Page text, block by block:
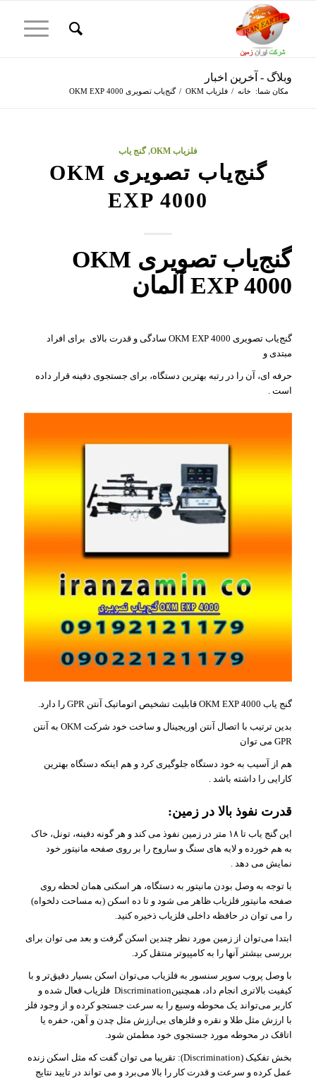
وبلاگ - آخرین اخبار
مکان شما: خانه / فلزیاب OKM / گنج‌یاب تصویری OKM EXP 4000
فلزیاب OKM ,گنج یاب
گنج‌یاب تصویری OKM
EXP 4000
گنج‌یاب تصویری OKM
EXP 4000 آلمان
گنج‌یاب تصویری OKM EXP 4000 سادگی و قدرت بالای برای افراد
مبتدی و
حرفه ای، آن را در رتبه بهترین دستگاه، برای جستجوی دفینه قرار داده
است .
گنج یاب OKM EXP 4000 قابلیت تشخیص اتوماتیک آنتن GPR را دارد.
بدین ترتیب با اتصال آنتن اوریجینال و ساخت خود شرکت OKM به آنتن
GPR می توان
هم از آسیب به خود دستگاه جلوگیری کرد و هم اینکه دستگاه بهترین
کارایی را داشته باشد .
قدرت نفوذ بالا در زمین:
این گنج یاب تا ۱۸ متر در زمین نفوذ می کند و هر گونه دفینه، تونل، خاک
به هم خورده و لایه های سنگ و ساروج را بر روی صفحه مانیتور خود
نمایش می دهد .
با توجه به وصل بودن مانیتور به دستگاه، هر اسکنی همان لحظه روی
صفحه مانیتور فلزیاب ظاهر می شود و تا ده اسکن (به مساحت دلخواه)
را می توان در حافظه داخلی فلزیاب ذخیره کنید.
ابتدا می‌توان از زمین مورد نظر چندین اسکن گرفت و بعد می توان برای
بررسی بیشتر آنها را به کامپیو‌تر منتقل کرد.
با وصل پروب سوپر سنسور به فلزیاب می‌توان اسکن بسیار دقیق‌تر و با
کیفیت بالاتری انجام داد، همچنینDiscrimination فلزیاب فعال ‌شده و
کاربر می‌تواند یک محوطه وسیع را به سرعت جستجو کرده و از وجود فلز
با ارزش مثل طلا و نقره و فلزهای بی‌ارزش مثل چدن و آهن، حفره یا
اتاقک در محوطه مورد جستجوی خود مطمئن شود.
بخش تفکیک (Discrimination): تقریبا می توان گفت که مثل اسکن زنده
عمل کرده و سرعت و قدرت کار را بالا می‌برد و می تواند در تایید نتایج